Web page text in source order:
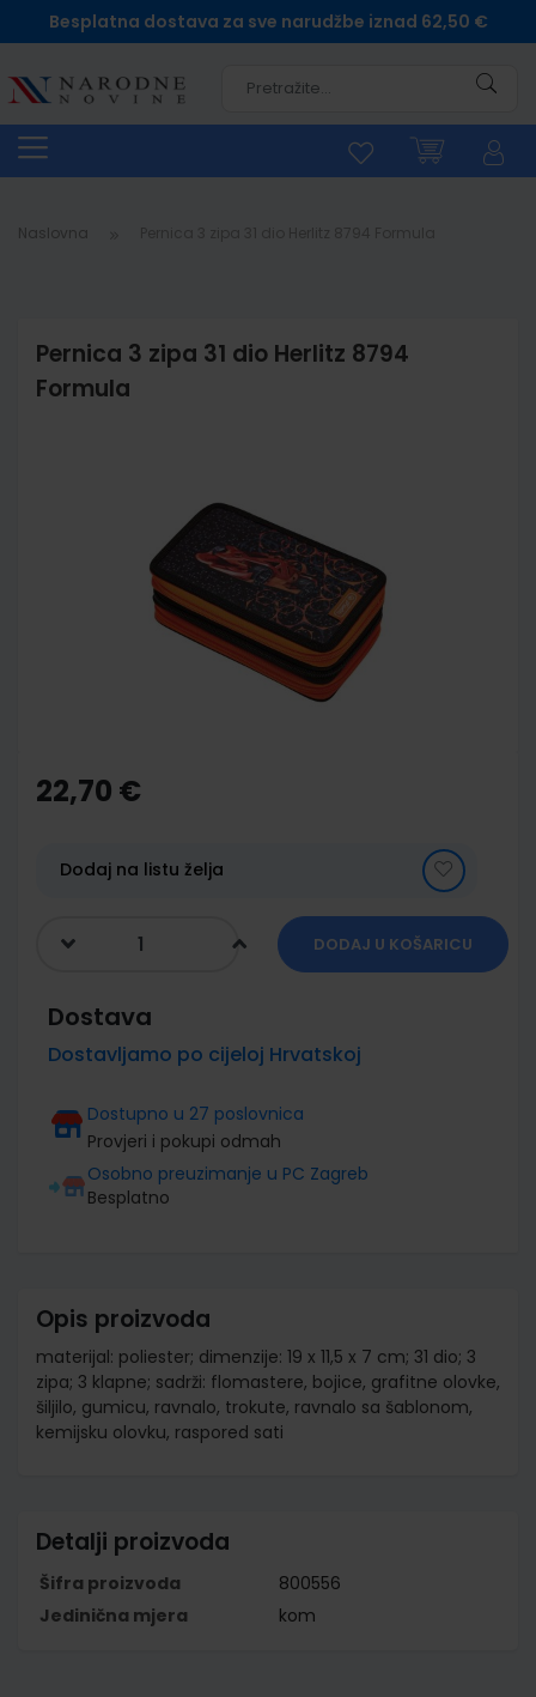
Besplatna dostava za sve narudžbe iznad 62,50 €
Naslovna
Pernica 3 zipa 31 dio Herlitz 8794
Formula
the
beginning
gallery
22,70 €
Dodaj na listu želja
DODAJ U KOŠARICU
Dostava
Dostavljamo po cijeloj Hrvatskoj
Dostupno u 27 poslovnica
Provjeri i pokupi odmah
Osobno preuzimanje u PC Zagreb
Besplatno
Opis proizvoda
materijal: poliester; dimenzije: 19 x 11,5 x 7 cm; 31 dio; 3
zipa; 3 klapne; sadrži: flomastere, bojice, grafitne olovke,
šiljilo, gumicu, ravnalo, trokute, ravnalo sa šablonom,
kemijsku olovku, raspored sati
Detalji proizvoda
Šifra proizvoda
800556
Jedinična mjera
kom